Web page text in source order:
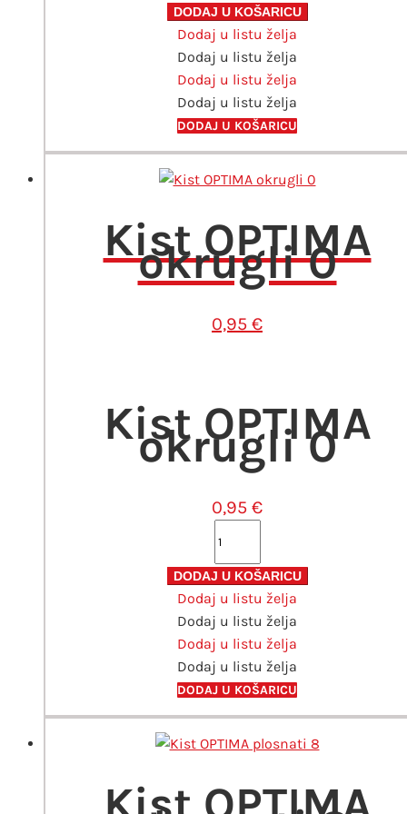
plosnati
18
količina
DODAJ U KOŠARICU
Dodaj u listu želja
Dodaj u listu želja
Dodaj u listu želja
Dodaj u listu želja
DODAJ U KOŠARICU
Kist OPTIMA
okrugli 0
0,95 €
Kist OPTIMA
okrugli 0
0,95 €
okrugli
0
količina
DODAJ U KOŠARICU
Dodaj u listu želja
Dodaj u listu želja
Dodaj u listu želja
Dodaj u listu želja
DODAJ U KOŠARICU